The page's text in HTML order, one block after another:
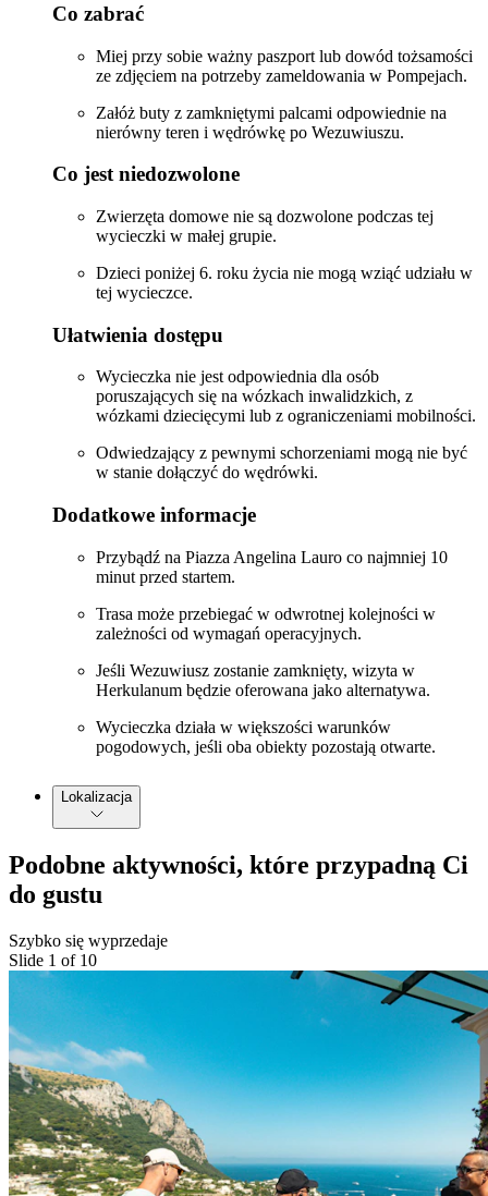
Co zabrać
Miej przy sobie ważny paszport lub dowód tożsamości
ze zdjęciem na potrzeby zameldowania w Pompejach.
Załóż buty z zamkniętymi palcami odpowiednie na
nierówny teren i wędrówkę po Wezuwiuszu.
Co jest niedozwolone
Zwierzęta domowe nie są dozwolone podczas tej
wycieczki w małej grupie.
Dzieci poniżej 6. roku życia nie mogą wziąć udziału w
tej wycieczce.
Ułatwienia dostępu
Wycieczka nie jest odpowiednia dla osób
poruszających się na wózkach inwalidzkich, z
wózkami dziecięcymi lub z ograniczeniami mobilności.
Odwiedzający z pewnymi schorzeniami mogą nie być
w stanie dołączyć do wędrówki.
Dodatkowe informacje
Przybądź na Piazza Angelina Lauro co najmniej 10
minut przed startem.
Trasa może przebiegać w odwrotnej kolejności w
zależności od wymagań operacyjnych.
Jeśli Wezuwiusz zostanie zamknięty, wizyta w
Herkulanum będzie oferowana jako alternatywa.
Wycieczka działa w większości warunków
pogodowych, jeśli oba obiekty pozostają otwarte.
Lokalizacja
Podobne aktywności, które przypadną Ci
do gustu
Szybko się wyprzedaje
Slide 1 of 10